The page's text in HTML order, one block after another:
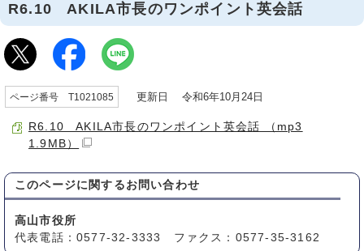
R6.10 AKILA市長のワンポイント英会話
ページ番号 T1021085 更新日 令和6年10月24日
R6.10 AKILA市長のワンポイント英会話 （mp3
1.9MB）
このページに関する お問い合わせ
高山市役所
代表電話：0577-32-3333 ファクス：0577-35-3162